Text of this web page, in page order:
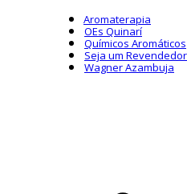
Aromaterapia
OEs Quinarí
Químicos Aromáticos
Seja um Revendedor
Wagner Azambuja